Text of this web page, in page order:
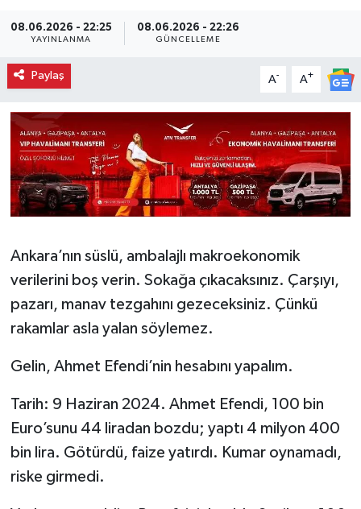
08.06.2026 - 22:25
YAYINLANMA
08.06.2026 - 22:26
GÜNCELLEME
Paylaş A- A+
​Ankara’nın süslü, ambalajlı makroekonomik
verilerini boş verin. Sokağa çıkacaksınız. Çarşıyı,
pazarı, manav tezgahını gezeceksiniz. Çünkü
rakamlar asla yalan söylemez.
​Gelin, Ahmet Efendi’nin hesabını yapalım.
​Tarih: 9 Haziran 2024. Ahmet Efendi, 100 bin
Euro’sunu 44 liradan bozdu; yaptı 4 milyon 400
bin lira. Götürdü, faize yatırdı. Kumar oynamadı,
riske girmedi.